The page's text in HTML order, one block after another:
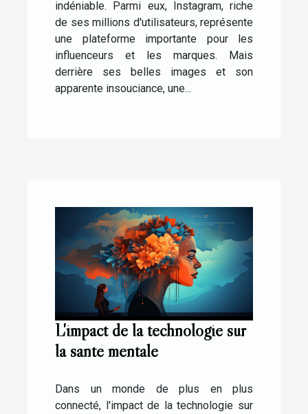
indéniable. Parmi eux, Instagram, riche
de ses millions d'utilisateurs, représente
une plateforme importante pour les
influenceurs et les marques. Mais
derrière ses belles images et son
apparente insouciance, une...
L'impact de la technologie sur
la santé mentale
Dans un monde de plus en plus
connecté, l'impact de la technologie sur